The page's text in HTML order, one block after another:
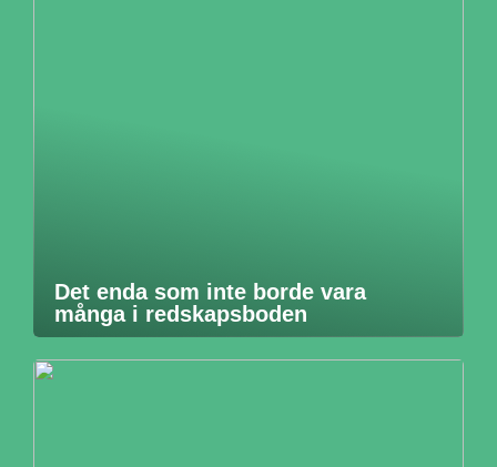
Det enda som inte borde vara
många i redskapsboden